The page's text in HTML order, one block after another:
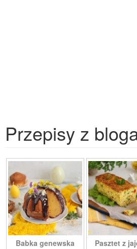
Przepisy z
Babka genewska Pasztet z